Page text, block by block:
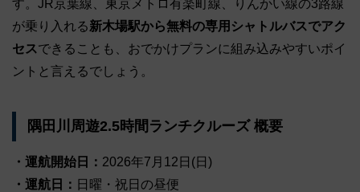
す。JR京葉線、東京メトロ有楽町線、りんかい線の3路線
が乗り入れる新木場駅から無料の専用シャトルバスでアク
セスできることも、おでかけプランに組み込みやすいポイ
ントと言えるでしょう。
隅田川周遊2.5時間ランチクルーズ 概要
・運航開始日： 2026年7月12日(日)
・運航日： 日曜・祝日の昼便